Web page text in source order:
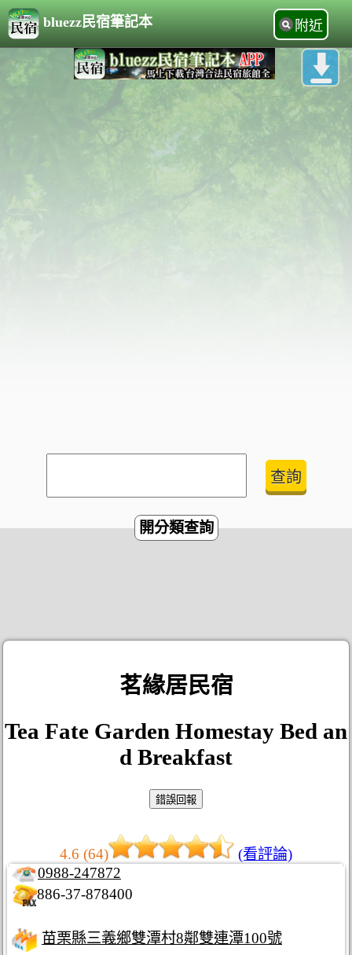
bluezz民宿筆記本 附近
開分類查詢
茗緣居民宿
Tea Fate Garden Homestay Bed an
d Breakfast
4.6 (64)
(看評論)
0988-247872
886-37-878400
苗栗縣三義鄉雙潭村8鄰雙連潭100號